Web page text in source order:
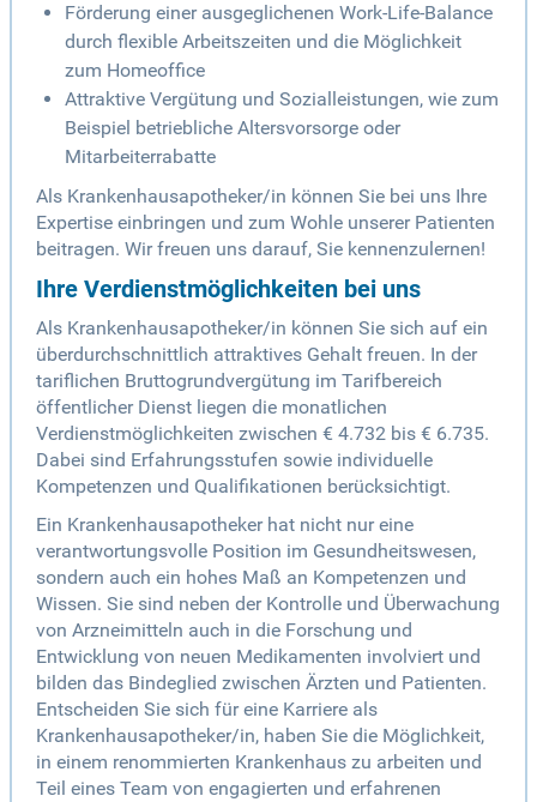
Förderung einer ausgeglichenen Work-Life-Balance
durch flexible Arbeitszeiten und die Möglichkeit
zum Homeoffice
Attraktive Vergütung und Sozialleistungen, wie zum
Beispiel betriebliche Altersvorsorge oder
Mitarbeiterrabatte
Als Krankenhausapotheker/in können Sie bei uns Ihre
Expertise einbringen und zum Wohle unserer Patienten
beitragen. Wir freuen uns darauf, Sie kennenzulernen!
Ihre Verdienstmöglichkeiten bei uns
Als Krankenhausapotheker/in können Sie sich auf ein
überdurchschnittlich attraktives Gehalt freuen. In der
tariflichen Bruttogrundvergütung im Tarifbereich
öffentlicher Dienst liegen die monatlichen
Verdienstmöglichkeiten zwischen € 4.732 bis € 6.735.
Dabei sind Erfahrungsstufen sowie individuelle
Kompetenzen und Qualifikationen berücksichtigt.
Ein Krankenhausapotheker hat nicht nur eine
verantwortungsvolle Position im Gesundheitswesen,
sondern auch ein hohes Maß an Kompetenzen und
Wissen. Sie sind neben der Kontrolle und Überwachung
von Arzneimitteln auch in die Forschung und
Entwicklung von neuen Medikamenten involviert und
bilden das Bindeglied zwischen Ärzten und Patienten.
Entscheiden Sie sich für eine Karriere als
Krankenhausapotheker/in, haben Sie die Möglichkeit,
in einem renommierten Krankenhaus zu arbeiten und
Teil eines Team von engagierten und erfahrenen